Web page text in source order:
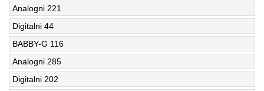
Ulja za masažu
Shop
Analogni 221
Digitalni 44
BABBY-G 116
Analogni 285
Digitalni 202